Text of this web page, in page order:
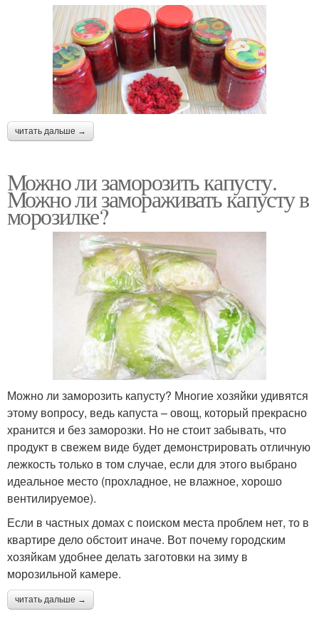
читать дальше →
Можно ли заморозить капусту.
Можно ли замораживать капусту в
морозилке?
Можно ли заморозить капусту? Многие хозяйки удивятся
этому вопросу, ведь капуста – овощ, который прекрасно
хранится и без заморозки. Но не стоит забывать, что
продукт в свежем виде будет демонстрировать отличную
лежкость только в том случае, если для этого выбрано
идеальное место (прохладное, не влажное, хорошо
вентилируемое).
Если в частных домах с поиском места проблем нет, то в
квартире дело обстоит иначе. Вот почему городским
хозяйкам удобнее делать заготовки на зиму в
морозильной камере.
читать дальше →